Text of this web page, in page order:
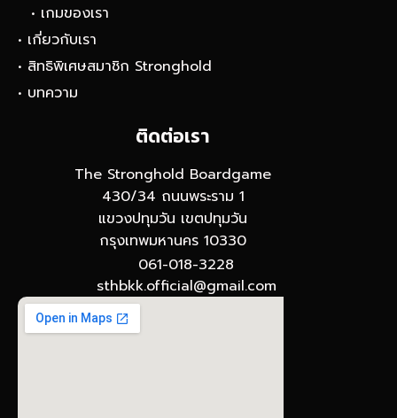
• เกมของเรา
• เกี่ยวกับเรา
• สิทธิพิเศษสมาชิก Stronghold
• บทความ
ติดต่อเรา
The Stronghold Boardgame
430/34 ถนนพระราม 1
แขวงปทุมวัน เขตปทุมวัน
กรุงเทพมหานคร 10330
061-018-3228
sthbkk.official@gmail.com